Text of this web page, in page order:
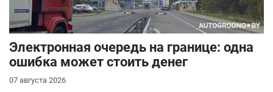
Электронная очередь на границе: одна
ошибка может стоить денег
07 августа 2026